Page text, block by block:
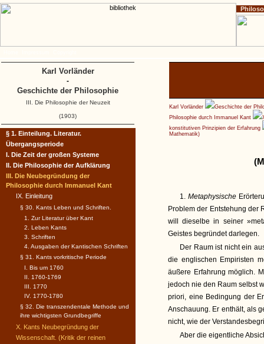
Karl Vorländer
Geschichte der
Philosophie durch Immanuel Kant
konstitutiven Prinzipien der Erfahrung
Mathematik)
1.Metaphysische
Problem der Entstehung der
will dieselbe in seiner
Geistes begründet darlegen.
Der Raum ist nicht ein
die englischen Empiristen
äußere Erfahrung möglich.
jedoch nie den Raum selbst
priori, eine Bedingung der
Anschauung. Er enthält, als
nicht, wie der
Aber die eigentliche
§ 1. Einteilung. Literatur.
Übergangsperiode
I. Die Zeit der großen Systeme
II. Die Philosophie der Aufklärung
III. Die Neubegründung der
Philosophie durch Immanuel Kant
IX. Einleitung
§ 30. Kants Leben und Schriften.
1. Zur Literatur über Kant
2. Leben Kants
3. Schriften
4. Ausgaben der Kantischen Schriften
§ 31. Kants vorkritische Periode
I. Bis um 1760
II. 1760-1769
III. 1770
IV. 1770-1780
§ 32. Die transzendentale Methode und
ihre wichtigsten Grundbegriffe
X. Kants Neubegründung der
Wissenschaft. (Kritik der reinen
Karl Vorländer
-
Geschichte der Philosophie
III. Die Philosophie der Neuzeit
(1903)